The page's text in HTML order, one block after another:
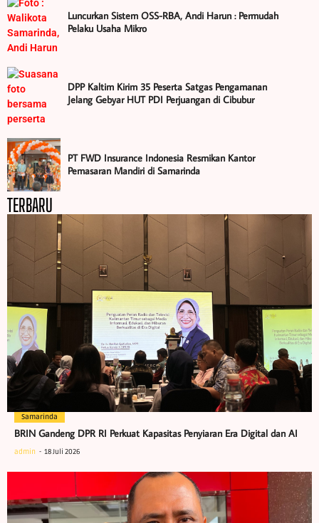
Luncurkan Sistem OSS-RBA, Andi Harun : Permudah
Pelaku Usaha Mikro
DPP Kaltim Kirim 35 Peserta Satgas Pengamanan
Jelang Gebyar HUT PDI Perjuangan di Cibubur
PT FWD Insurance Indonesia Resmikan Kantor
Pemasaran Mandiri di Samarinda
TERBARU
Samarinda
BRIN Gandeng DPR RI Perkuat Kapasitas Penyiaran Era Digital dan AI
admin 18 Juli 2026